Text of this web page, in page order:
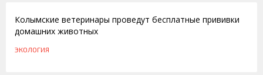
Колымские ветеринары проведут бесплатные прививки
домашних животных
ЭКОЛОГИЯ